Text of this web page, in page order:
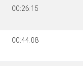
00:26:15
00:44:08